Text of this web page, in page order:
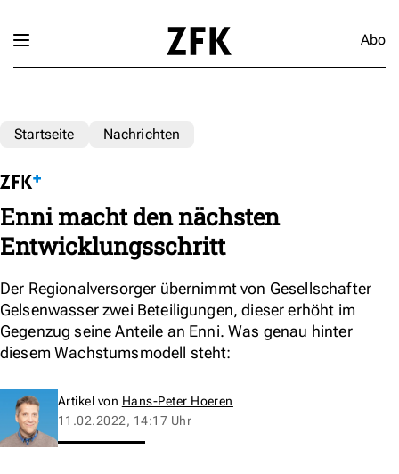
Abo
Startseite Nachrichten
Enni macht den nächsten
Entwicklungsschritt
Der Regionalversorger übernimmt von Gesellschafter
Gelsenwasser zwei Beteiligungen, dieser erhöht im
Gegenzug seine Anteile an Enni. Was genau hinter
diesem Wachstumsmodell steht:
Artikel von Hans-Peter Hoeren
11.02.2022, 14:17 Uhr